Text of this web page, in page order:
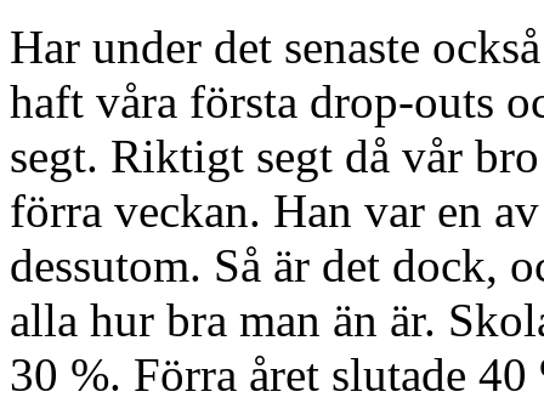
Har under det senaste
haft våra första drop-outs
segt. Riktigt segt då vår
förra veckan. Han var en
dessutom. Så är det dock,
alla hur bra man än är.
30 %. Förra året slutade 40